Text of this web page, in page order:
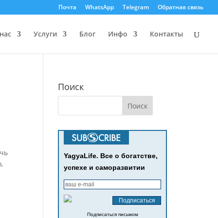
Почта WhatsApp Telegram Обратная связь
Услуги Блог Инфо Контакты
Поиск
YagyaLife. Все о богатстве,
успехе и саморазвитии
Подписаться письмом